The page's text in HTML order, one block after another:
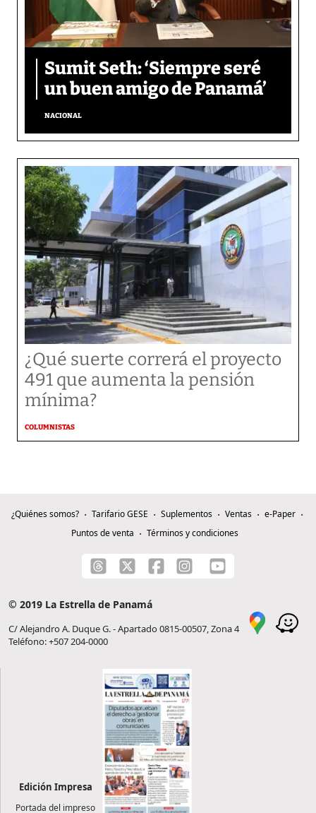
Sumit Seth: ‘Siempre seré
un buen amigo de Panamá’
NACIONAL
¿Qué suerte correrá el proyecto
491 que aumenta la pensión
mínima?
COLUMNISTAS
¿Quiénes somos? Tarifario GESE Suplementos Ventas
e-Paper
Puntos de venta
Términos y condiciones
© 2019 La Estrella de Panamá
C/ Alejandro A. Duque G. - Apartado 0815-00507, Zona 4
Teléfono: +507 204-0000
Edición Impresa
Portada del impreso